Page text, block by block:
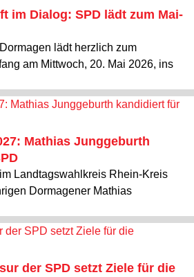
im Dialog: SPD lädt zum Mai-
lädt herzlich zum
am Mittwoch, 20. Mai 2026, ins
Mathias Junggeburth
Landtagswahlkreis Rhein-Kreis
Dormagener Mathias
der SPD setzt Ziele für die